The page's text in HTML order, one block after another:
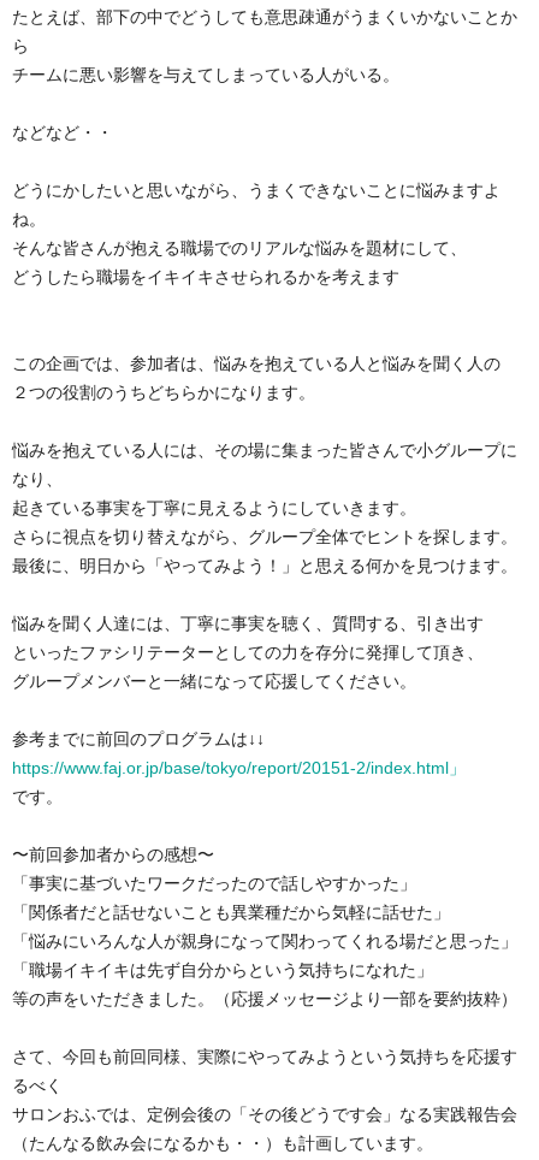
たとえば、部下の中でどうしても意思疎通がうまくいかないことか
ら
チームに悪い影響を与えてしまっている人がいる。
などなど・・
どうにかしたいと思いながら、うまくできないことに悩みますよ
ね。
そんな皆さんが抱える職場でのリアルな悩みを題材にして、
どうしたら職場をイキイキさせられるかを考えます
この企画では、参加者は、悩みを抱えている人と悩みを聞く人の
２つの役割のうちどちらかになります。
悩みを抱えている人には、その場に集まった皆さんで小グループに
なり、
起きている事実を丁寧に見えるようにしていきます。
さらに視点を切り替えながら、グループ全体でヒントを探します。
最後に、明日から「やってみよう！」と思える何かを見つけます。
悩みを聞く人達には、丁寧に事実を聴く、質問する、引き出す
といったファシリテーターとしての力を存分に発揮して頂き、
グループメンバーと一緒になって応援してください。
参考までに前回のプログラムは↓↓
https://www.faj.or.jp/base/tokyo/report/20151-2/index.html」
です。
〜前回参加者からの感想〜
「事実に基づいたワークだったので話しやすかった」
「関係者だと話せないことも異業種だから気軽に話せた」
「悩みにいろんな人が親身になって関わってくれる場だと思った」
「職場イキイキは先ず自分からという気持ちになれた」
等の声をいただきました。（応援メッセージより一部を要約抜粋）
さて、今回も前回同様、実際にやってみようという気持ちを応援す
るべく
サロンおふでは、定例会後の「その後どうです会」なる実践報告会
（たんなる飲み会になるかも・・）も計画しています。